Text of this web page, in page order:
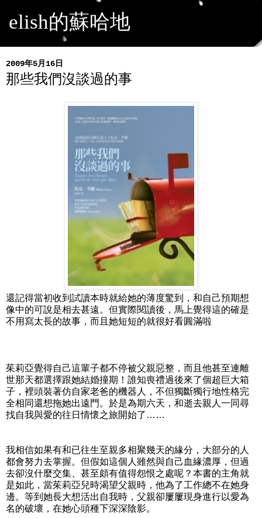
elish的蘇哈地
2009年5月16日
那些我們沒談過的事
還記得當初收到試讀本時就給她的薄度驚到，和自己預期想
像中的可說是相去甚遠。但實際閱讀後，馬上覺得這的確是
不用寫太長的故事，而且她短短的就很好看圓滿啦
茱莉亞覺得自己這輩子都不停被父親惡整，而且他甚至連離
世那天都選擇跟她結婚撞期！誰知喪禮過後來了個超巨大箱
子，裡頭裝著仿自家老爸的機器人，不但獨斷獨行地性格完
全相同還想拖她出遠門。於是為期六天，和逝去親人一同尋
找自我與愛的往日情懷之旅開始了……
我相信如果有和已往生至親多相聚幾天的緣分，大部分的人
都會努力去掌握。但假如這個人雖然與自己血緣濃厚，但過
去卻沒什麼交集、甚至頗有值得怨恨之處呢？本書的主角就
是如此，當茱莉亞兒時渴望父親時，他為了工作總不在她身
邊。等到她長大想活出自我時，父親卻屢屢現身進行以愛為
名的破壞，在她心頭種下深深陰影。